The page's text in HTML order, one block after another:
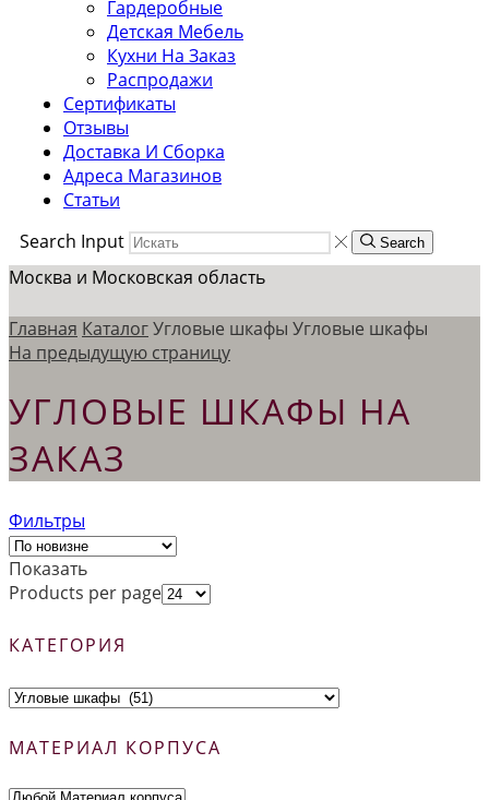
Гардеробные
Детская Мебель
Кухни На Заказ
Распродажи
Сертификаты
Отзывы
Доставка И Сборка
Адреса Магазинов
Статьи
Search Input
Search
Москва и Московская область
Главная КаталогУгловые шкафы Угловые шкафы
На предыдущую страницу
УГЛОВЫЕ ШКАФЫ НА
ЗАКАЗ
Фильтры
Показать
Products per page
КАТЕГОРИЯ
МАТЕРИАЛ КОРПУСА